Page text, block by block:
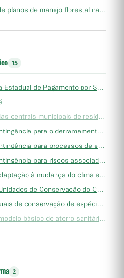
dos recursos naturais em áreas de projetos de assentamentos federais
15
Pagamento por Serviços Ambientais do Ceará
centrais municipais de resíduos
derramamento de óleo na zona costeira do Ceará
processos de erosão costeira no Estado do Ceará
associados a ambientes em falésias no Ceará
emissão de carbono na agropecuária com vistas ao desenvolvimento sustentável
de Conservação do Ceará
de espécies ameaçadas de extinção
sanitário/ rejeitos - relatório para tomadores de decisão
2